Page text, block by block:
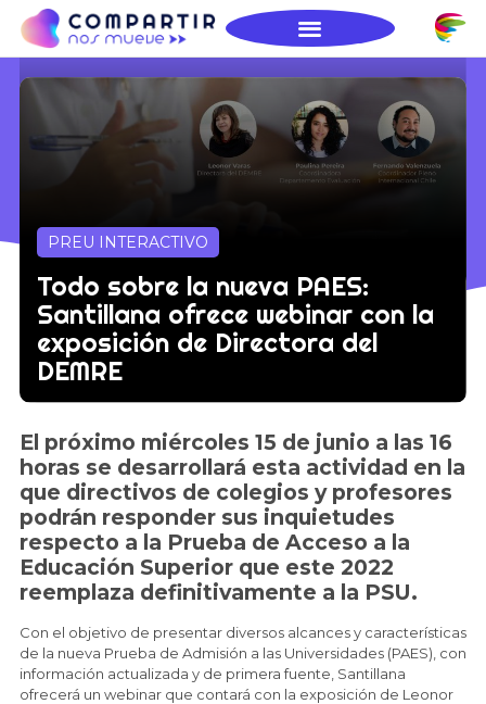
PREU INTERACTIVO
Todo sobre la nueva PAES:
Santillana ofrece webinar con la
exposición de Directora del
DEMRE
El próximo miércoles 15 de junio a las 16
horas se desarrollará esta actividad en la
que directivos de colegios y profesores
podrán responder sus inquietudes
respecto a la Prueba de Acceso a la
Educación Superior que este 2022
reemplaza definitivamente a la PSU.
Con el objetivo de presentar diversos alcances y características
de la nueva Prueba de Admisión a las Universidades (PAES), con
información actualizada y de primera fuente, Santillana
ofrecerá un webinar que contará con la exposición de Leonor